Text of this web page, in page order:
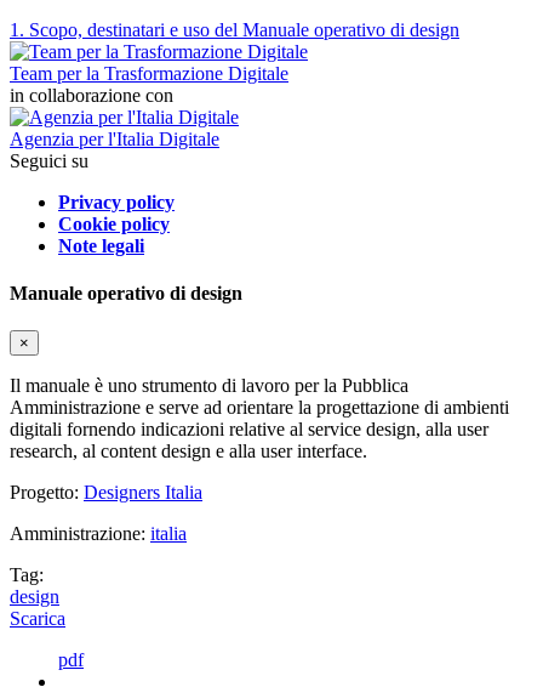
1. Scopo, destinatari e uso del Manuale operativo di design
Team per la Trasformazione Digitale
in collaborazione con
Agenzia per l'Italia Digitale
Seguici su
Privacy policy
Cookie policy
Note legali
Manuale operativo di design
×
Il manuale è uno strumento di lavoro per la Pubblica
Amministrazione e serve ad orientare la progettazione di ambienti
digitali fornendo indicazioni relative al service design, alla user
research, al content design e alla user interface.
Progetto: Designers Italia
Amministrazione: italia
Tag:
design
Scarica
pdf